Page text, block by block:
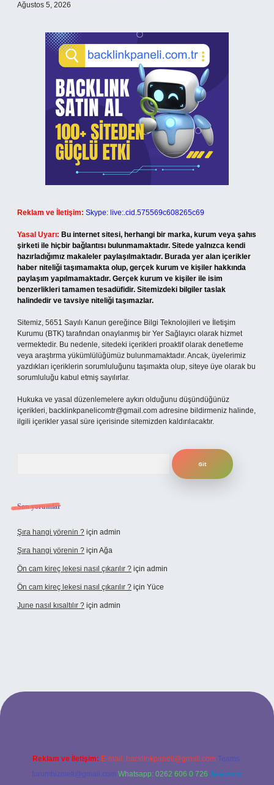
Ağustos 5, 2026
Reklam ve İletişim: Skype: live:.cid.575569c608265c69
Yasal Uyarı: Bu internet sitesi, herhangi bir marka, kurum veya şahıs
şirketi ile hiçbir bağlantısı bulunmamaktadır. Sitede yalnızca kendi
hazırladığımız makaleler paylaşılmaktadır. Burada yer alan içerikler
haber niteliği taşımamakta olup, gerçek kurum ve kişiler hakkında
paylaşım yapılmamaktadır. Gerçek kurum ve kişiler ile isim
benzerlikleri tamamen tesadüfidir. Sitemizdeki bilgiler taslak
halindedir ve tavsiye niteliği taşımazlar.
Sitemiz, 5651 Sayılı Kanun gereğince Bilgi Teknolojileri ve İletişim
Kurumu (BTK) tarafından onaylanmış bir Yer Sağlayıcı olarak hizmet
vermektedir. Bu nedenle, sitedeki içerikleri proaktif olarak denetleme
veya araştırma yükümlülüğümüz bulunmamaktadır. Ancak, üyelerimiz
yazdıkları içeriklerin sorumluluğunu taşımakta olup, siteye üye olarak bu
sorumluluğu kabul etmiş sayılırlar.
Hukuka ve yasal düzenlemelere aykırı olduğunu düşündüğünüz
içerikleri, backlinkpanelicomtr@gmail.com adresine bildirmeniz halinde,
ilgili içerikler yasal süre içerisinde sitemizden kaldırılacaktır.
Son yorumlar
Şıra hangi yörenin ? için admin
Şıra hangi yörenin ? için Ağa
Ön cam kireç lekesi nasıl çıkarılır ? için admin
Ön cam kireç lekesi nasıl çıkarılır ? için Yüce
June nasıl kısaltılır ? için admin
giriş
Reklam ve İletişim: E-mail: backlinkpaneli@gmail.com Teams:
forumhizmeti@gmail.com Whatsapp: 0262 606 0 726 Telegram: